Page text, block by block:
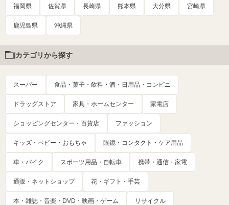
福岡県 佐賀県 長崎県 熊本県 大分県 宮崎県
鹿児島県 沖縄県
カテゴリから探す
スーパー 食品・菓子・飲料・酒・日用品・コンビニ
ドラッグストア 家具・ホームセンター 家電店
ショッピングセンター・百貨店 ファッション
キッズ・ベビー・おもちゃ 眼鏡・コンタクト・ケア用品
車・バイク スポーツ用品・自転車 携帯・通信・家電
通販・ネットショップ 花・ギフト・手芸
本・雑誌・音楽・DVD・映画・ゲーム リサイクル